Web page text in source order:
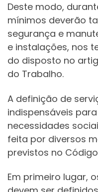
Deste modo,
mínimos deverão
segurança e
e instalações, nos
do disposto no
do Trabalho.
A definição de
indispensáveis
necessidades
feita por diversos
previstos no
Em primeiro lugar,